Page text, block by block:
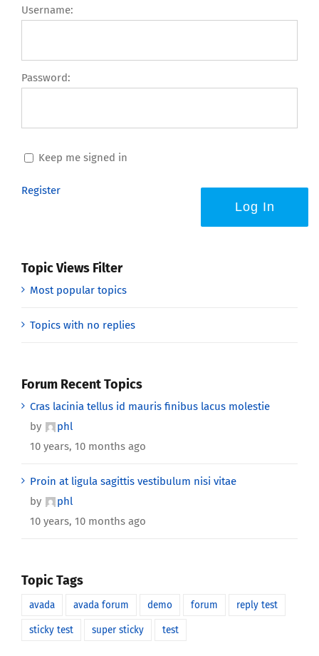
Username:
Password:
Keep me signed in
Log In
Register
Topic Views Filter
Most popular topics
Topics with no replies
Forum Recent Topics
Cras lacinia tellus id mauris finibus lacus molestie
by
phl
10 years, 10 months ago
Proin at ligula sagittis vestibulum nisi vitae
by
phl
10 years, 10 months ago
Topic Tags
avada avada forum demo forum reply test
sticky test super sticky test